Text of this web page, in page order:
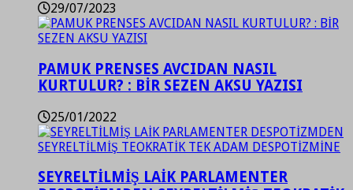
29/07/2023
PAMUK PRENSES AVCIDAN NASIL
KURTULUR? : BİR SEZEN AKSU YAZISI
25/01/2022
SEYRELTİLMİŞ LAİK PARLAMENTER